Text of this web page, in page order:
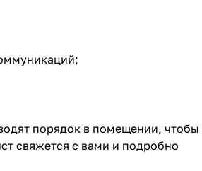
порядок в помещении, чтобы
свяжется с вами и подробно